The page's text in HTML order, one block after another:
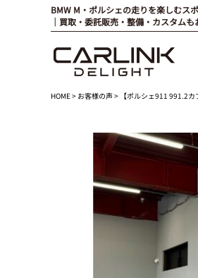
BMW M・ポルシェの走りを楽しむス
｜買取・委託販売・整備・カスタム
HOME> お客様の声> 【ポルシェ911 991.2カ